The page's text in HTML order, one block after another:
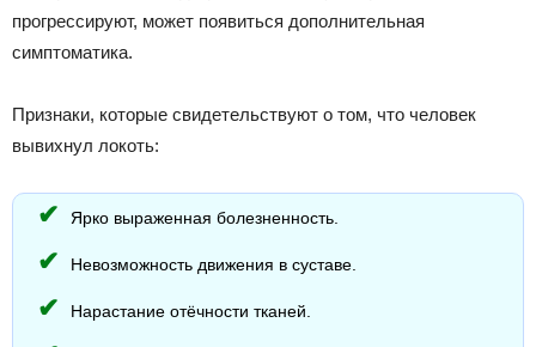
прогрессируют, может появиться дополнительная
симптоматика.
Признаки, которые свидетельствуют о том, что человек
вывихнул локоть:
Ярко выраженная болезненность.
Невозможность движения в суставе.
Нарастание отёчности тканей.